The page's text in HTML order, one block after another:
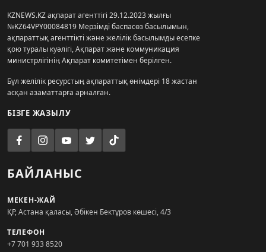
KZNEWS.KZ ақпарат агенттігі 29.12.2023 жылғы
№KZ64VPY00084819 Мерзімді баспасөз басылымын,
ақпараттық агенттікті және желілік басылымды есепке
қою туралы куәлігі, Ақпарат және коммуникация
министрлігінің Ақпарат комитетімен берілген.
Бұл желілік ресурстың ақпараттық өнімдері 18 жастан
асқан азаматтарға арналған.
БІЗГЕ ЖАЗЫЛУ
БАЙЛАНЫС
МЕКЕН-ЖАЙ
ҚР, Астана қаласы, Әбікен Бектұров көшесі, 4/3
ТЕЛЕФОН
+7 701 933 8520